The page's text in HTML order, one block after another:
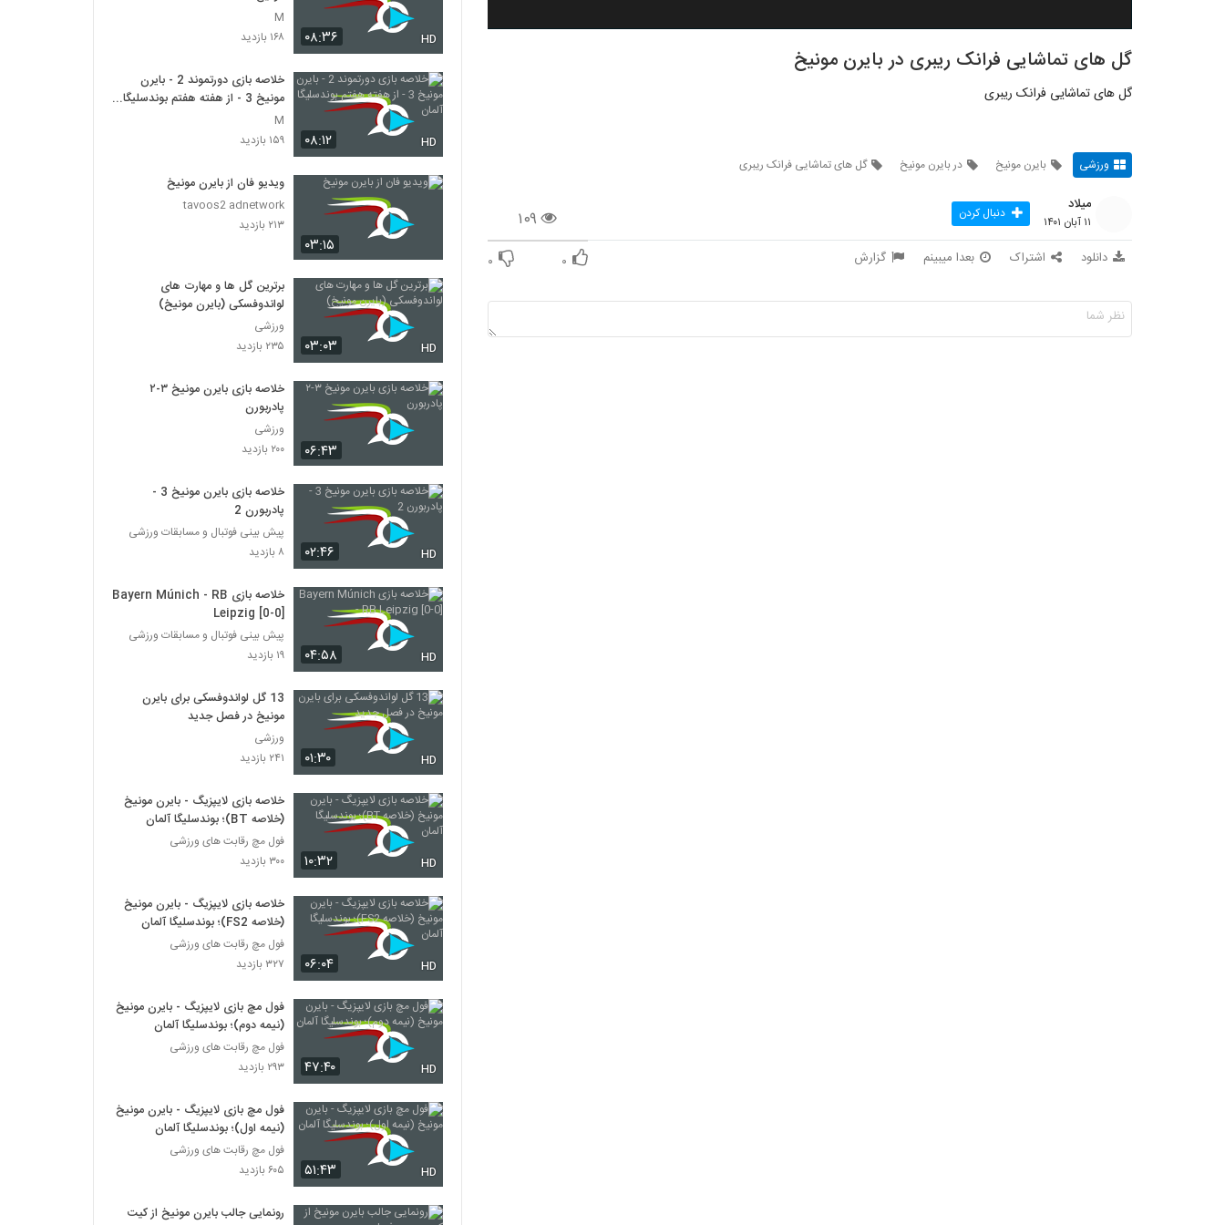
گل های تماشایی فرانک ریبری در بایرن مونیخ
گل های تماشایی فرانک ریبری
ورزشی بایرن مونیخ در بایرن مونیخ گل های تماشایی فرانک ریبری
۱۰۹
میلاد
۱۱ آبان ۱۴۰۱ دنبال کردن
دانلود اشتراک بعدا میبینم گزارش ۰ ۰
۰۸:۳۶ HD
M
۱۶۸ بازدید
۰۸:۱۲ HD
خلاصه بازی دورتموند 2 - بایرن
مونیخ 3 - از هفته هفتم بوندسلیگا
آلمان
M
۱۵۹ بازدید
۰۳:۱۵
ویدیو فان از بایرن مونیخ
tavoos2 adnetwork
۲۱۳ بازدید
۰۳:۰۳ HD
برترین گل‌ ها و مهارت های
لواندوفسکی (بایرن مونیخ)
ورزشی
۲۳۵ بازدید
۰۶:۴۳
خلاصه بازی بایرن مونیخ ۳-۲
پادربورن
ورزشی
۲۰۰ بازدید
۰۲:۴۶ HD
خلاصه بازی بایرن مونیخ 3 -
پادربورن 2
پیش بینی فوتبال و مسابقات ورزشی
۸ بازدید
۰۴:۵۸ HD
خلاصه بازی Bayern Múnich - RB
Leipzig [0-0]
پیش بینی فوتبال و مسابقات ورزشی
۱۹ بازدید
۰۱:۳۰ HD
13 گل لواندوفسکی برای بایرن‌
مونیخ در فصل جدید
ورزشی
۲۴۱ بازدید
۱۰:۳۲ HD
خلاصه بازی لایپزیگ - بایرن مونیخ
(خلاصه BT)؛ بوندسلیگا آلمان
فول مچ رقابت های ورزشی
۳۰۰ بازدید
۰۶:۰۴ HD
خلاصه بازی لایپزیگ - بایرن مونیخ
(خلاصه FS2)؛ بوندسلیگا آلمان
فول مچ رقابت های ورزشی
۳۲۷ بازدید
۴۷:۴۰ HD
فول مچ بازی لایپزیگ - بایرن مونیخ
(نیمه دوم)؛ بوندسلیگا آلمان
فول مچ رقابت های ورزشی
۲۹۳ بازدید
۵۱:۴۳ HD
فول مچ بازی لایپزیگ - بایرن مونیخ
(نیمه اول)؛ بوندسلیگا آلمان
فول مچ رقابت های ورزشی
۶۰۵ بازدید
رونمایی جالب بایرن مونیخ از کیت